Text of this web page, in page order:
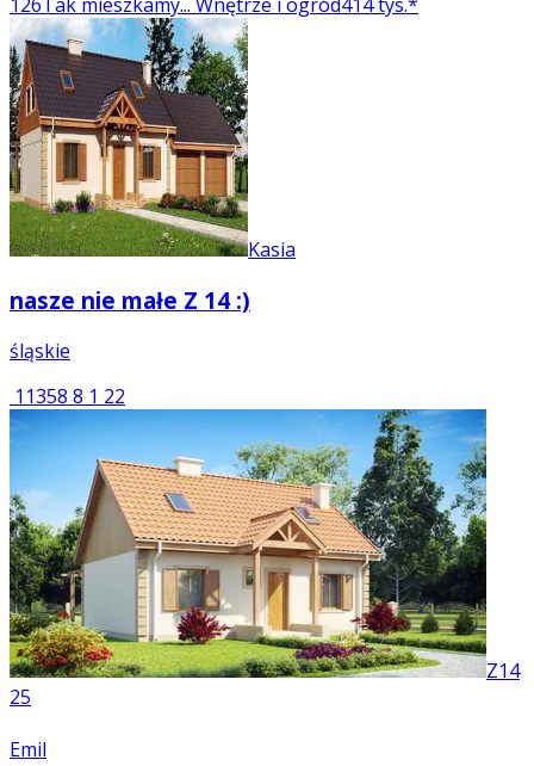
Kasia
nasze nie małe Z 14 :)
śląskie
11358 8 1 22
Z14
25
Emil